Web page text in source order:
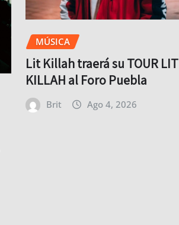
MÚSICA
Lit Killah traerá su TOUR LIT
KILLAH al Foro Puebla
Brit Ago 4, 2026